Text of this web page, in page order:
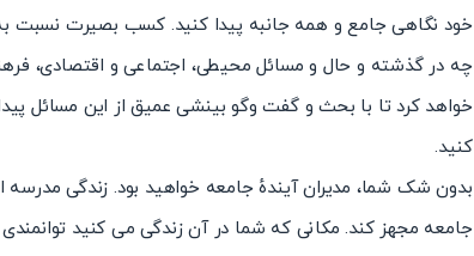
خود نگاهی جامع و همه جانبه پیدا کنید. کسب بصیرت نسبت
چه در گذشته و حال و مسائل محیطی، اجتماعی و اقتصادی،
خواهد کرد تا با بحث و گفت وگو بینشی عمیق از این مسائل
کنید.
بدون شک شما، مدیران آیندهٔ جامعه خواهید بود. زندگی مدرسه
جامعه مجهز کند. مکانی که شما در آن زندگی می کنید